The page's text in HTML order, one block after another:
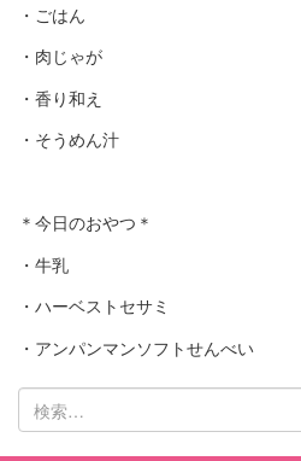
・ごはん
・肉じゃが
・香り和え
・そうめん汁
＊今日のおやつ＊
・牛乳
・ハーベストセサミ
・アンパンマンソフトせんべい
検
索: